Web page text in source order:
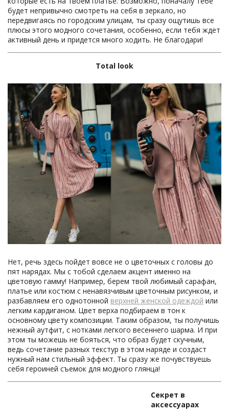
будет непривычно смотреть на себя в зеркало, но
передвигаясь по городским улицам, ты сразу ощутишь все
плюсы этого модного сочетания, особенно, если тебя ждет
активный день и придется много ходить. Не благодари!
Total look
Нет, речь здесь пойдет вовсе не о цветочных с головы до
пят нарядах. Мы с тобой сделаем акцент именно на
цветовую гамму! Например, берем твой любимый сарафан,
платье или костюм с ненавязчивым цветочным рисунком, и
разбавляем его однотонной верхней женской одеждой или
легким кардиганом. Цвет верха подбираем в тон к
основному цвету композиции. Таким образом, ты получишь
нежный аутфит, с нотками легкого весеннего шарма. И при
этом ты можешь не бояться, что образ будет скучным,
ведь сочетание разных текстур в этом наряде и создаст
нужный нам стильный эффект. Ты сразу же почувствуешь
себя героиней съемок для модного глянца!
Секрет в
аксессуарах